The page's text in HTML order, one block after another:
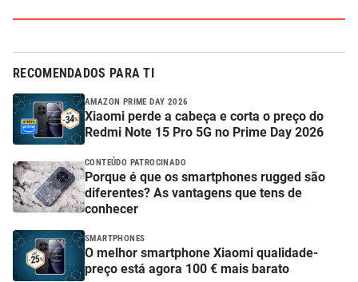
RECOMENDADOS PARA TI
AMAZON PRIME DAY 2026
Xiaomi perde a cabeça e corta o preço do
Redmi Note 15 Pro 5G no Prime Day 2026
CONTEÚDO PATROCINADO
Porque é que os smartphones rugged são
diferentes? As vantagens que tens de
conhecer
SMARTPHONES
O melhor smartphone Xiaomi qualidade-
preço está agora 100 € mais barato